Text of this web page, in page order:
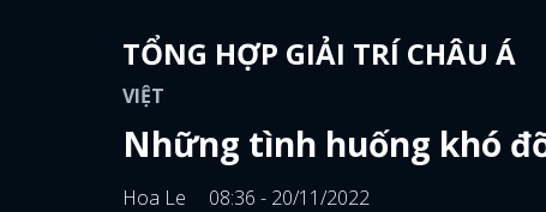
TỔNG HỢP GIẢI TRÍ CHÂU Á
VIỆT
Những tình huống khó
Hoa Le
08:36 - 20/11/2022